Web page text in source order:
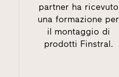
partner ha ricevuto
una formazione per
il montaggio di
prodotti Finstral.